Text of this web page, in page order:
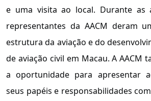
e uma visita ao local. Durante as
representantes da AACM deram
estrutura da aviação e do
de aviação civil em Macau. A AACM
a oportunidade para apresentar
seus papéis e responsabilidades